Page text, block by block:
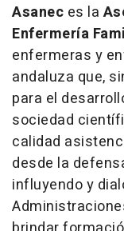
Asanec es la
Enfermería
enfermeras y
andaluza que,
para el
sociedad
calidad
desde la
influyendo y